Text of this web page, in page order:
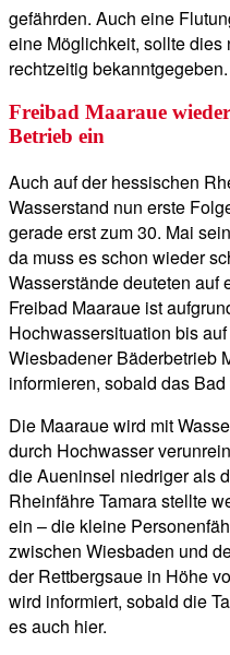
gefährden. Auch eine
eine Möglichkeit, sollte
rechtzeitig bekanntgegeben.
Freibad Maaraue
Betrieb ein
Auch auf der hessischen
Wasserstand nun erste
gerade erst zum 30. Mai
da muss es schon wieder
Wasserstände deuteten auf
Freibad Maaraue ist
Hochwassersituation bis
Wiesbadener Bäderbetrieb
informieren, sobald das
Die Maaraue wird mit
durch Hochwasser
die Aueninsel niedriger als
Rheinfähre Tamara stellte
ein – die kleine
zwischen Wiesbaden und
der Rettbergsaue in Höhe
wird informiert, sobald die
es auch hier.